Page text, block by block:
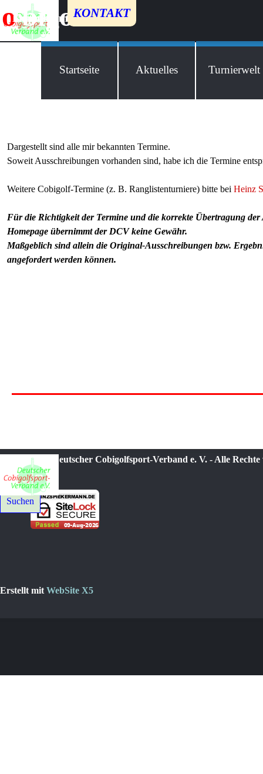
Direkt zum Seiteninhalt
c
obigolf
Kontakt
Datenschutz
Impressum
Startseite Aktuelles Turnierwelt
KONTAKT
Dargestellt sind alle mir bekannten Termine.
Soweit Ausschreibungen vorhanden sind, habe ich die Termine
Weitere Cobigolf-Termine (z. B. Ranglistenturniere) bitte beiHeinz
Für die Richtigkeit der Termine und die korrekte Übertragung der
Homepage übernimmt der DCV keine Gewähr.
Maßgeblich sind allein die Original-Ausschreibungen bzw.
angefordert werden können.
© 2021-2026 Deutscher Cobigolfsport-Verband e. V. - Alle
Suchen
Erstellt mit WebSite X5